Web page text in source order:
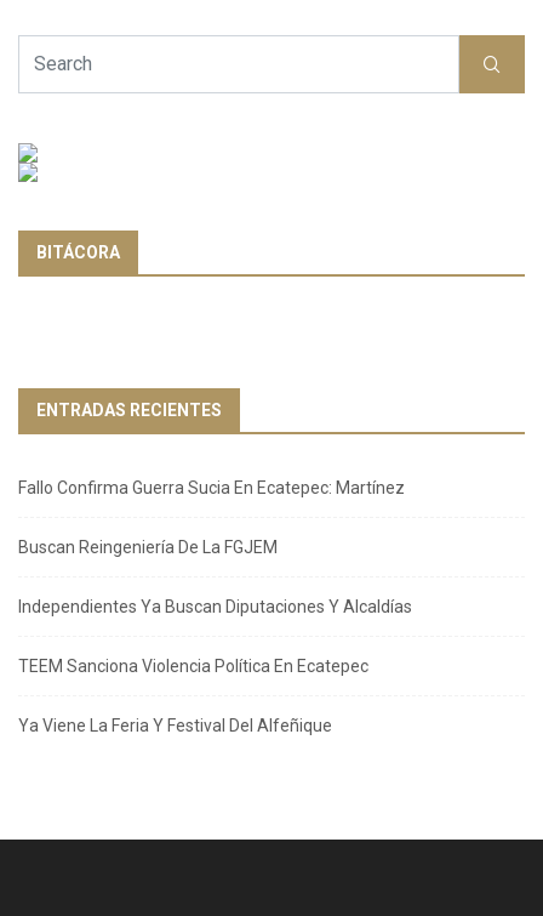
BITÁCORA
ENTRADAS RECIENTES
Fallo Confirma Guerra Sucia En Ecatepec: Martínez
Buscan Reingeniería De La FGJEM
Independientes Ya Buscan Diputaciones Y Alcaldías
TEEM Sanciona Violencia Política En Ecatepec
Ya Viene La Feria Y Festival Del Alfeñique